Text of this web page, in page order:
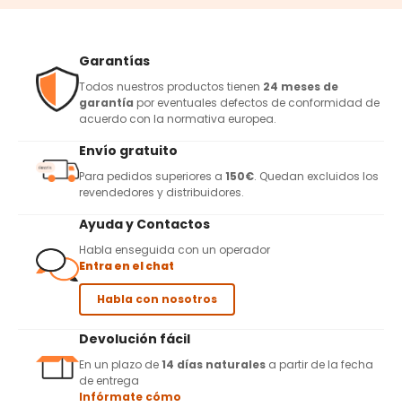
Garantías
Todos nuestros productos tienen 24 meses de
garantía por eventuales defectos de conformidad de
acuerdo con la normativa europea.
Envío gratuito
Para pedidos superiores a 150€. Quedan excluidos los
revendedores y distribuidores.
Ayuda y Contactos
Habla enseguida con un operador
Entra en el chat
Habla con nosotros
Devolución fácil
En un plazo de14 días naturales a partir de la fecha
de entrega
Infórmate cómo